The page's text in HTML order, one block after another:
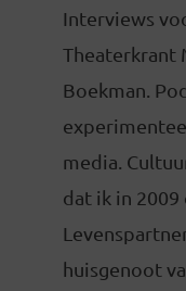
Interviews
Theaterkrant
Boekman.
media.
dat ik in 2009
huisgenoot